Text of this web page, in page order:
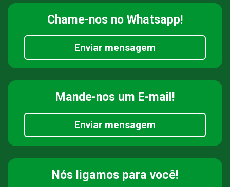
Chame-nos no Whatsapp!
Enviar mensagem
Mande-nos um E-mail!
Enviar mensagem
Nós ligamos para você!